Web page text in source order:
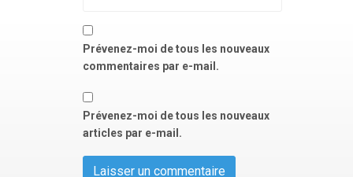
Prévenez-moi de tous les nouveaux
commentaires par e-mail.
Prévenez-moi de tous les nouveaux
articles par e-mail.